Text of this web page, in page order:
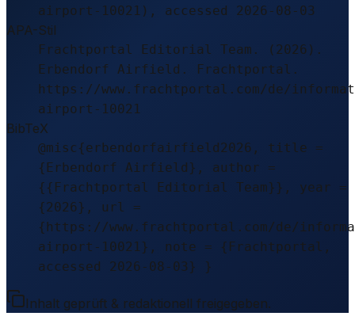
airport-10021), accessed 2026-08-03
APA-Stil
Frachtportal Editorial Team. (2026).
Erbendorf Airfield. Frachtportal.
https://www.frachtportal.com/de/
airport-10021
BibTeX
@misc{erbendorfairfield2026, title =
{Erbendorf Airfield}, author =
{{Frachtportal Editorial Team}}, year =
{2026}, url =
{https://www.frachtportal.com/de/
airport-10021}, note = {Frachtportal,
accessed 2026-08-03} }
Inhalt geprüft & redaktionell freigegeben.